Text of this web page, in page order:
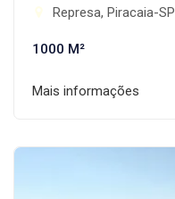
Represa, Piracaia-SP
1000 M²
Mais informações